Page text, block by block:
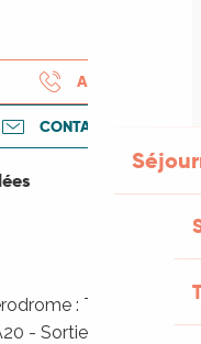
APPELER
CONTACTEZ-NOUS
: Toulouse à
- Sortie 57 ou 58